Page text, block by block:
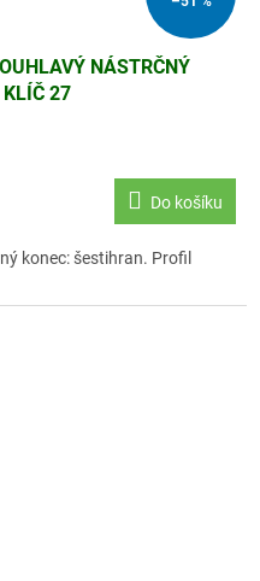
NÁSTRČNÝ
27
Do košíku
konec: šestihran. Profil